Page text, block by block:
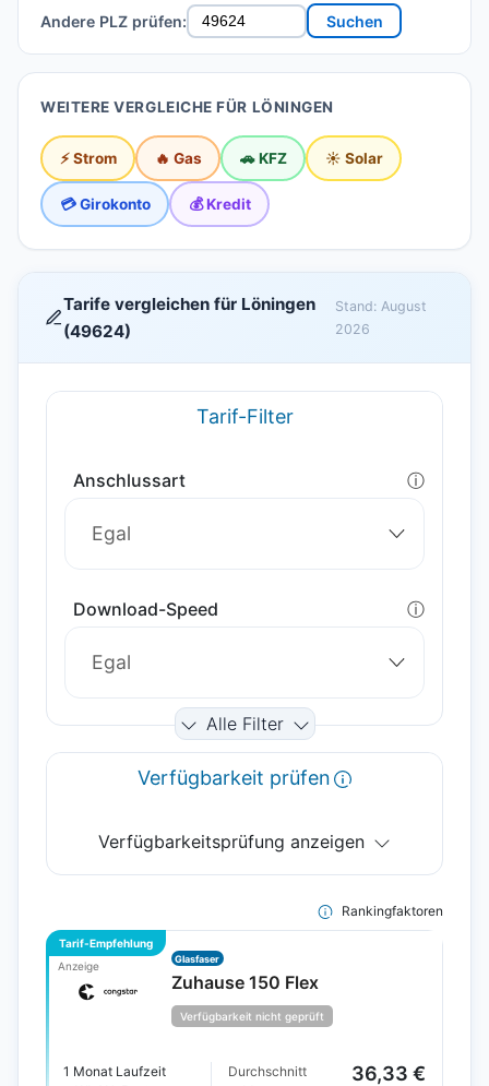
Andere PLZ prüfen: Suchen
WEITERE VERGLEICHE FÜR LÖNINGEN
⚡ Strom 🔥 Gas 🚗 KFZ ☀️ Solar
💳 Girokonto 💰 Kredit
Tarife vergleichen für Löningen
(49624)
Stand: August
2026